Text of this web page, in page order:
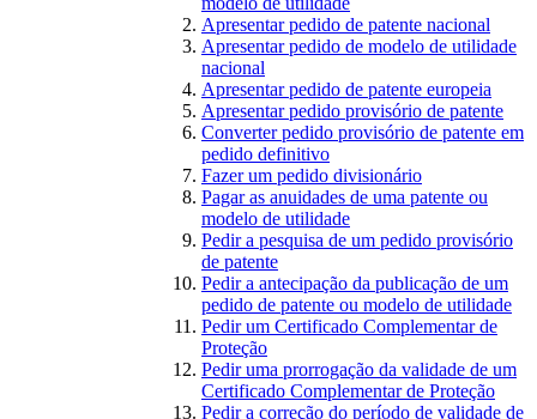
Apresentar pedido de patente nacional
Apresentar pedido de modelo de utilidade
nacional
Apresentar pedido de patente europeia
Apresentar pedido provisório de patente
Converter pedido provisório de patente em
pedido definitivo
Fazer um pedido divisionário
Pagar as anuidades de uma patente ou
modelo de utilidade
Pedir a pesquisa de um pedido provisório
de patente
Pedir a antecipação da publicação de um
pedido de patente ou modelo de utilidade
Pedir um Certificado Complementar de
Proteção
Pedir uma prorrogação da validade de um
Certificado Complementar de Proteção
Pedir a correção do período de validade de